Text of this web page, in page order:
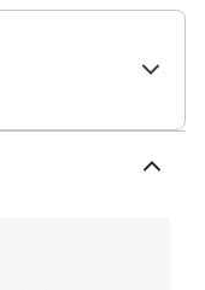
1 x support